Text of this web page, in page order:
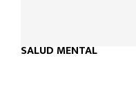
SALUD MENTAL